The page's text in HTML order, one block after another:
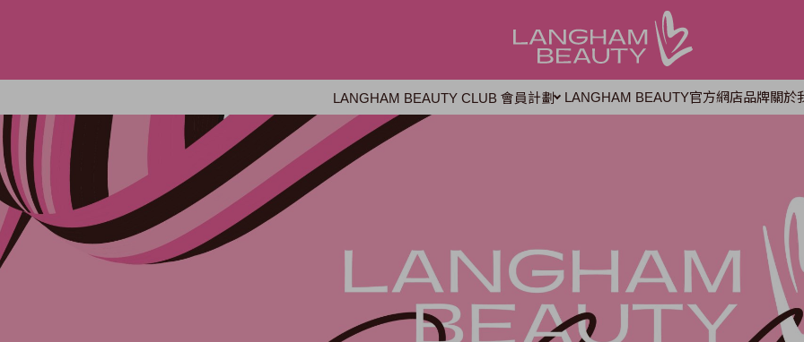
LANGHAM BEAUTY CLUB 會員計劃 LANGHAM BEAUTY官方網店品牌關於